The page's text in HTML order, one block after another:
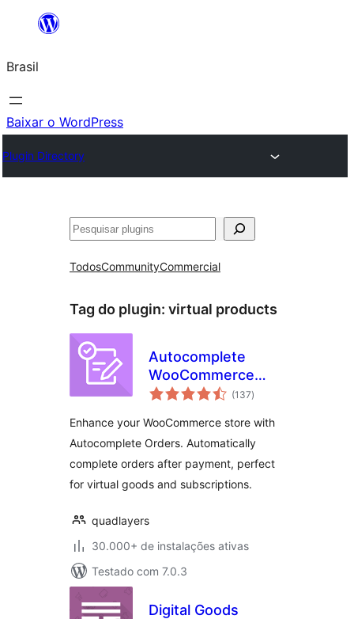
o
conteúdo
Brasil
Baixar o WordPress
Plugin Directory
Pesquisar
TodosCommunityCommercial
Tag do plugin: virtual products
Autocomplete
WooCommerce
Orders
(137total
de
)
Enhance your WooCommerce store with
Autocomplete Orders. Automatically
complete orders after payment, perfect
for virtual goods and subscriptions.
quadlayers
30.000+ de instalações ativas
Testado com 7.0.3
Digital Goods